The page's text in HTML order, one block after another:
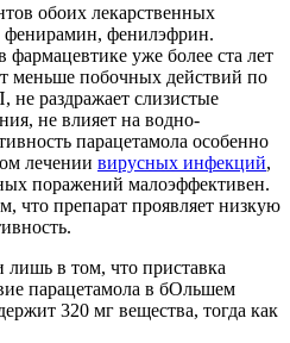
обоих лекарственных
фенирамин, фенилэфрин.
фармацевтике уже более ста лет
меньше побочных действий по
раздражает слизистые
не влияет на водно-
парацетамола особенно
лечении вирусных инфекций,
поражений малоэффективен.
что препарат проявляет низкую
в том, что приставка
парацетамола в бОльшем
320 мг вещества, тогда как